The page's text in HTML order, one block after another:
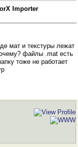
Importer
мат и текстуры лежат
файлы .mat есть
тоже не работает